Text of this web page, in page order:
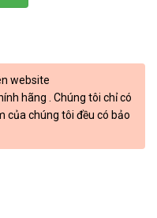
website
hãng . Chúng tôi chỉ có
của chúng tôi đều có bảo